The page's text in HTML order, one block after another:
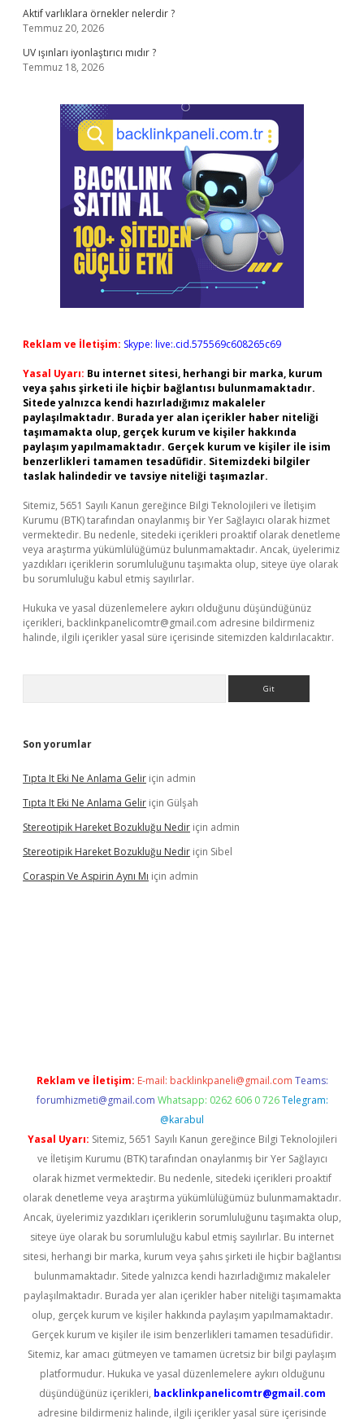
Aktif varlıklara örnekler nelerdir ?
Temmuz 20, 2026
UV ışınları iyonlaştırıcı mıdır ?
Temmuz 18, 2026
Reklam ve İletişim: Skype: live:.cid.575569c608265c69
Yasal Uyarı: Bu internet sitesi, herhangi bir marka, kurum
veya şahıs şirketi ile hiçbir bağlantısı bulunmamaktadır.
Sitede yalnızca kendi hazırladığımız makaleler
paylaşılmaktadır. Burada yer alan içerikler haber niteliği
taşımamakta olup, gerçek kurum ve kişiler hakkında
paylaşım yapılmamaktadır. Gerçek kurum ve kişiler ile isim
benzerlikleri tamamen tesadüfidir. Sitemizdeki bilgiler
taslak halindedir ve tavsiye niteliği taşımazlar.
Sitemiz, 5651 Sayılı Kanun gereğince Bilgi Teknolojileri ve İletişim
Kurumu (BTK) tarafından onaylanmış bir Yer Sağlayıcı olarak hizmet
vermektedir. Bu nedenle, sitedeki içerikleri proaktif olarak denetleme
veya araştırma yükümlülüğümüz bulunmamaktadır. Ancak, üyelerimiz
yazdıkları içeriklerin sorumluluğunu taşımakta olup, siteye üye olarak
bu sorumluluğu kabul etmiş sayılırlar.
Hukuka ve yasal düzenlemelere aykırı olduğunu düşündüğünüz
içerikleri, backlinkpanelicomtr@gmail.com adresine bildirmeniz
halinde, ilgili içerikler yasal süre içerisinde sitemizden kaldırılacaktır.
Son yorumlar
Tıpta It Eki Ne Anlama Gelir için admin
Tıpta It Eki Ne Anlama Gelir için Gülşah
Stereotipik Hareket Bozukluğu Nedir için admin
Stereotipik Hareket Bozukluğu Nedir için Sibel
Coraspin Ve Aspirin Aynı Mı için admin
Reklam ve İletişim: E-mail: backlinkpaneli@gmail.com Teams:
forumhizmeti@gmail.com Whatsapp: 0262 606 0 726 Telegram:
@karabul
Yasal Uyarı: Sitemiz, 5651 Sayılı Kanun gereğince Bilgi Teknolojileri
ve İletişim Kurumu (BTK) tarafından onaylanmış bir Yer Sağlayıcı
olarak hizmet vermektedir. Bu nedenle, sitedeki içerikleri proaktif
olarak denetleme veya araştırma yükümlülüğümüz bulunmamaktadır.
Ancak, üyelerimiz yazdıkları içeriklerin sorumluluğunu taşımakta olup,
siteye üye olarak bu sorumluluğu kabul etmiş sayılırlar. Bu internet
sitesi, herhangi bir marka, kurum veya şahıs şirketi ile hiçbir bağlantısı
bulunmamaktadır. Sitede yalnızca kendi hazırladığımız makaleler
paylaşılmaktadır. Burada yer alan içerikler haber niteliği taşımamakta
olup, gerçek kurum ve kişiler hakkında paylaşım yapılmamaktadır.
Gerçek kurum ve kişiler ile isim benzerlikleri tamamen tesadüfidir.
Sitemiz, kar amacı gütmeyen ve tamamen ücretsiz bir bilgi paylaşım
platformudur. Hukuka ve yasal düzenlemelere aykırı olduğunu
düşündüğünüz içerikleri, backlinkpanelicomtr@gmail.com
adresine bildirmeniz halinde, ilgili içerikler yasal süre içerisinde